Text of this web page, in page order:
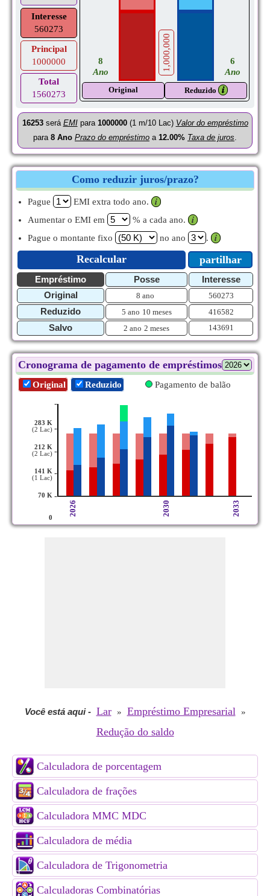
Interesse
560273
Principal
1000000
Total
1560273
8
Ano
1,000,000
6
Ano
Original Reduzido 𝒊
16253será EMIpara 1000000(1 m/10 Lac) Valor do empréstimo
para 8 Ano Prazo do empréstimo a 12.00% Taxa de juros.
Como reduzir juros/prazo?
Pague EMI extra todo ano.
𝒊
Aumentar o EMI em
% a cada ano.
𝒊
Pague o montante fixo
no ano . 𝒊
Recalcular partilhar
Empréstimo Posse
Interesse
Original
8 ano 560273
Reduzido 5 ano 10 meses 416582
Salvo 2 ano 2 meses 143691
Cronograma de pagamento de empréstimos
Original Reduzido Pagamento de balão
283 K
(2 Lac)
212 K
(2 Lac)
141 K
(1 Lac)
70 K
0
-
-
-
-
-
2026 2030 2033
Você está aqui- Lar » Empréstimo Empresarial »
Redução do saldo
Calculadora de porcentagem
Calculadora de frações
Calculadora MMC MDC
Calculadora de média
Calculadora de Trigonometria
Calculadoras Combinatórias